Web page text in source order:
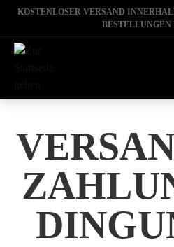
KOSTENLOSER VERSAND
BESTELLUNGEN